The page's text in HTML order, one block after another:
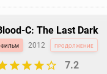
C: The Last Dark
фильм 2012 продолжение
7.2